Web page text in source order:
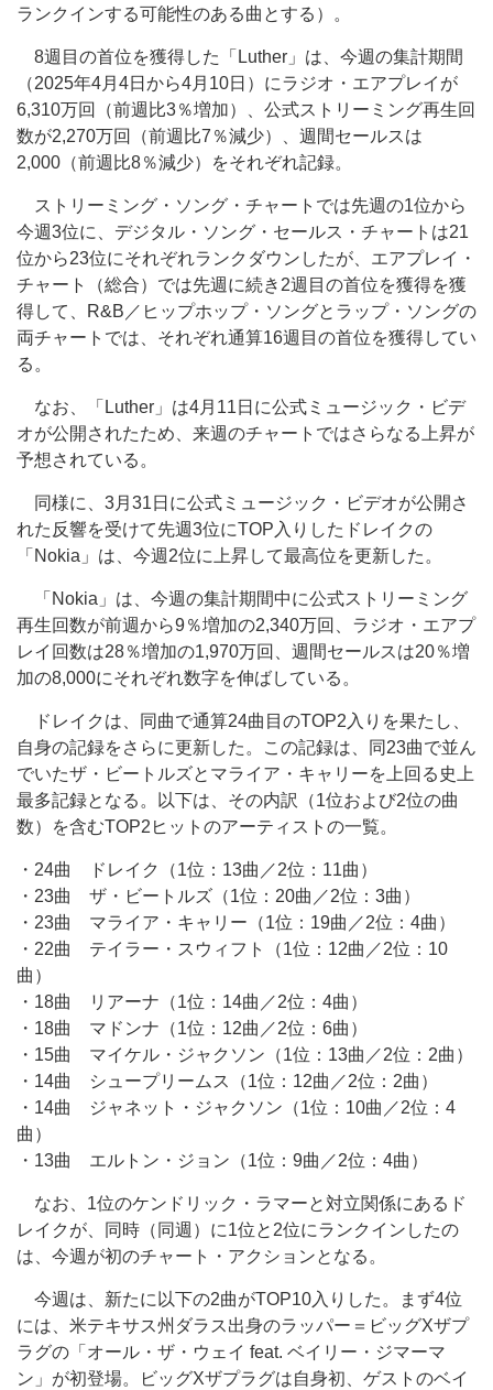
ランクインする可能性のある曲とする）。
8週目の首位を獲得した「Luther」は、今週の集計期間
（2025年4月4日から4月10日）にラジオ・エアプレイが
6,310万回（前週比3％増加）、公式ストリーミング再生回
数が2,270万回（前週比7％減少）、週間セールスは
2,000（前週比8％減少）をそれぞれ記録。
ストリーミング・ソング・チャートでは先週の1位から
今週3位に、デジタル・ソング・セールス・チャートは21
位から23位にそれぞれランクダウンしたが、エアプレイ・
チャート（総合）では先週に続き2週目の首位を獲得を獲
得して、R&B／ヒップホップ・ソングとラップ・ソングの
両チャートでは、それぞれ通算16週目の首位を獲得してい
る。
なお、「Luther」は4月11日に公式ミュージック・ビデ
オが公開されたため、来週のチャートではさらなる上昇が
予想されている。
同様に、3月31日に公式ミュージック・ビデオが公開さ
れた反響を受けて先週3位にTOP入りしたドレイクの
「Nokia」は、今週2位に上昇して最高位を更新した。
「Nokia」は、今週の集計期間中に公式ストリーミング
再生回数が前週から9％増加の2,340万回、ラジオ・エアプ
レイ回数は28％増加の1,970万回、週間セールスは20％増
加の8,000にそれぞれ数字を伸ばしている。
ドレイクは、同曲で通算24曲目のTOP2入りを果たし、
自身の記録をさらに更新した。この記録は、同23曲で並ん
でいたザ・ビートルズとマライア・キャリーを上回る史上
最多記録となる。以下は、その内訳（1位および2位の曲
数）を含むTOP2ヒットのアーティストの一覧。
・24曲 ドレイク（1位：13曲／2位：11曲）
・23曲 ザ・ビートルズ（1位：20曲／2位：3曲）
・23曲 マライア・キャリー（1位：19曲／2位：4曲）
・22曲 テイラー・スウィフト（1位：12曲／2位：10
曲）
・18曲 リアーナ（1位：14曲／2位：4曲）
・18曲 マドンナ（1位：12曲／2位：6曲）
・15曲 マイケル・ジャクソン（1位：13曲／2位：2曲）
・14曲 シュープリームス（1位：12曲／2位：2曲）
・14曲 ジャネット・ジャクソン（1位：10曲／2位：4
曲）
・13曲 エルトン・ジョン（1位：9曲／2位：4曲）
なお、1位のケンドリック・ラマーと対立関係にあるド
レイクが、同時（同週）に1位と2位にランクインしたの
は、今週が初のチャート・アクションとなる。
今週は、新たに以下の2曲がTOP10入りした。まず4位
には、米テキサス州ダラス出身のラッパー＝ビッグXザプ
ラグの「オール・ザ・ウェイ feat. ベイリー・ジマーマ
ン」が初登場。ビッグXザプラグは自身初、ゲストのベイ